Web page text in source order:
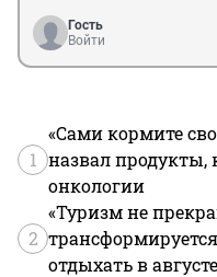
Гость
Войти
1
«Сами кормите
назвал продукты,
онкологии
2
«Туризм не
отдыхать в